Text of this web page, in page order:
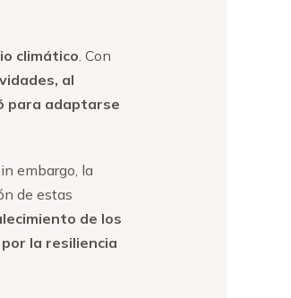
climático . Con
al
para adaptarse
embargo, la
de estas
de los
la resiliencia